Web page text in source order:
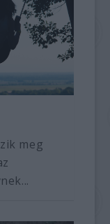
meg